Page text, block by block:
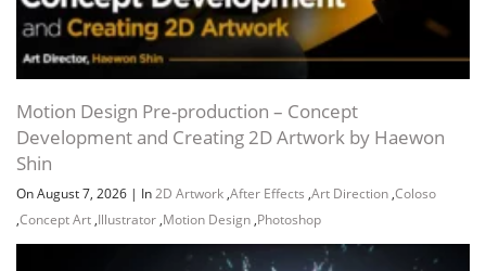
Motion Design Pre-production – Concept
Development and Creating 2D Artwork by Haewon
Shin
On August 7, 2026 | In2D Artwork ,After Effects ,Art Direction ,Coloso
,Concept Art ,Illustrator ,Motion Design ,Photoshop